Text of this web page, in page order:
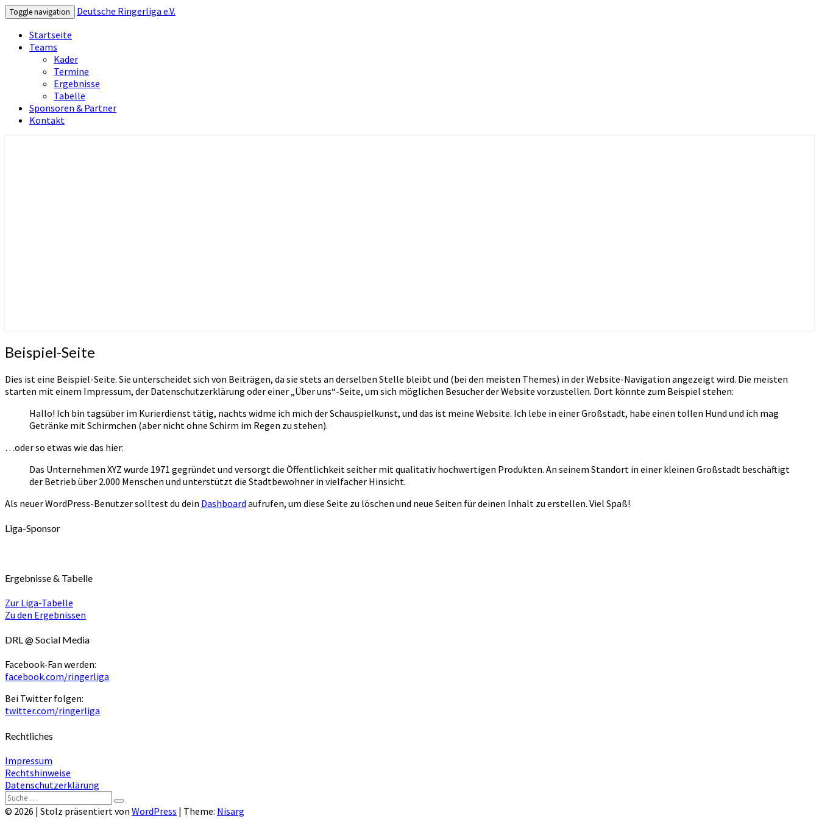
Toggle navigation
Deutsche Ringerliga e.V.
Startseite
Teams
Kader
Termine
Ergebnisse
Tabelle
Sponsoren & Partner
Kontakt
Beispiel-
Seite
Beispiel-Seite
Dies ist eine Beispiel-Seite. Sie unterscheidet sich von Beiträgen, da sie stets an derselben Stelle bleibt und (bei den meisten Themes) in der Website-Navigation angezeigt wird. Die meisten
starten mit einem Impressum, der Datenschutzerklärung oder einer „Über uns“-Seite, um sich möglichen Besucher der Website vorzustellen. Dort könnte zum Beispiel stehen:
Hallo! Ich bin tagsüber im Kurierdienst tätig, nachts widme ich mich der Schauspielkunst, und das ist meine Website. Ich lebe in einer Großstadt, habe einen tollen Hund und ich mag
Getränke mit Schirmchen (aber nicht ohne Schirm im Regen zu stehen).
…oder so etwas wie das hier:
Das Unternehmen XYZ wurde 1971 gegründet und versorgt die Öffentlichkeit seither mit qualitativ hochwertigen Produkten. An seinem Standort in einer kleinen Großstadt beschäftigt
der Betrieb über 2.000 Menschen und unterstützt die Stadtbewohner in vielfacher Hinsicht.
Als neuer WordPress-Benutzer solltest du dein Dashboard aufrufen, um diese Seite zu löschen und neue Seiten für deinen Inhalt zu erstellen. Viel Spaß!
Liga-Sponsor
Ergebnisse & Tabelle
Zur Liga-Tabelle
Zu den Ergebnissen
DRL @ Social Media
Facebook-Fan werden:
facebook.com/ringerliga
Bei Twitter folgen:
twitter.com/ringerliga
Rechtliches
Impressum
Rechtshinweise
Datenschutzerklärung
Suche
nach:
Suchen
© 2026 | Stolz präsentiert von WordPress | Theme: Nisarg